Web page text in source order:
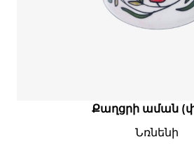
Քաղցրի աման
Նռնենի